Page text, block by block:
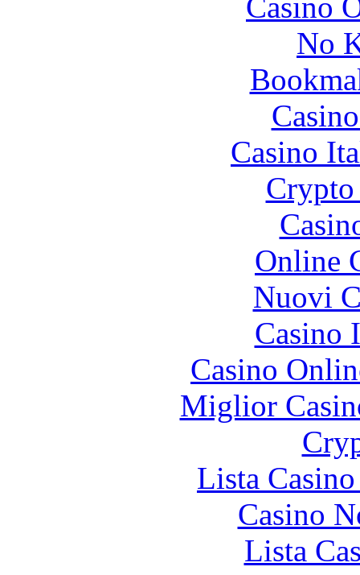
No
Casino
Online
Nuovi
Casino
Casino
Miglior
Lista
Casino
Lista